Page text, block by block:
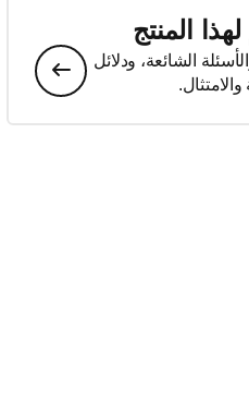
المنتج
الشائعة، ودلائل